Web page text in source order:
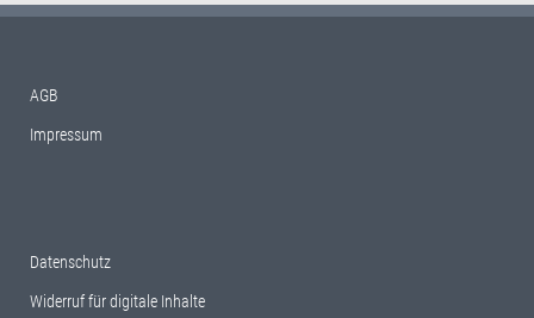
AGB
Impressum
Datenschutz
Widerruf für digitale Inhalte